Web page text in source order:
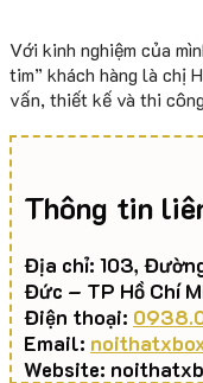
Với kinh nghiệm của
tim” khách hàng là chị
vấn, thiết kế và thi
Thông tin
Địa chỉ: 103,
Đức – TP Hồ Chí
Điện thoại:
Email:
Website: